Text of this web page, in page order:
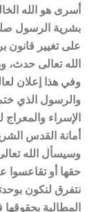
أسرى هو الله
بشرية الرسول صلى
على تغيير قانون
الله تعالى حدث،
وفي هذا إعلان
والرسول الذي ختم
الإسراء
أمانة القدس
وسيسأل الله
حقها أو تقاعسوا
نتفرق لنكون
المطالبة